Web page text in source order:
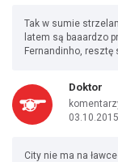
Tak w sumie
latem są baaardzo
Fernandinho, resztę
Doktor
City nie ma na